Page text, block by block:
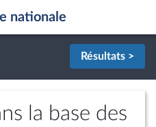
nationale
Résultats >
la base des